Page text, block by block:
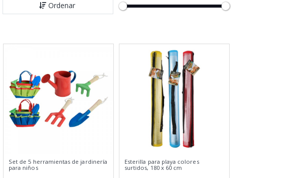
Ordenar
Set de 5 herramientas de jardinería
para niños
Esterilla para playa colores
surtidos, 180 x 60 cm